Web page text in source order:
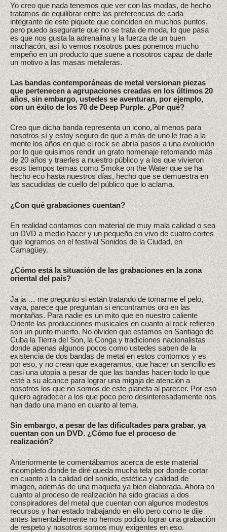
Yo creo que nada tenemos que ver con las modas, de hecho
tratamos de equilibrar entre las preferencias de cada
integrante de este piquete que coinciden en muchos puntos,
pero puedo asegurarte que no se trata de moda, lo que pasa
es que nos gusta la adrenalina y la fuerza de un buen
machacón, así lo vemos nosotros pues ponemos mucho
empeño en un producto que suene a nosotros capaz de darle
un motivo a las masas metaleras.
Las bandas contemporáneas de metal versionan piezas
que pertenecen a agrupaciones creadas en los últimos 20
años, sin embargo, ustedes se aventuran, por ejemplo,
con un éxito de los 70 de Deep Purple. ¿Por qué?
Creo que dicha banda representa un icono, al menos para
nosotros sí y estoy seguro de que a más de uno le trae a la
mente los años en que el rock se abría pasos a una evolución
por lo que quisimos rendir un grato homenaje retomando más
de 20 años y traerles a nuestro público y a los que vivieron
esos tiempos temas como Smoke on the Water que se ha
hecho eco hasta nuestros días, hecho que se demuestra en
las sacudidas de cuello del público que lo aclama.
¿Con qué grabaciones cuentan?
En realidad contamos con material de muy mala calidad o sea
un DVD a medio hacer y un pequeño en vivo de cuatro cortes
que logramos en el festival Sonidos de la Ciudad, en
Camagüey.
¿Cómo está la situación de las grabaciones en la zona
oriental del país?
Ja ja … me pregunto si están tratando de tomarme el pelo,
vaya, parece que preguntan si encontramos oro en las
montañas. Para nadie es un mito que en nuestro caliente
Oriente las producciones musicales en cuanto al rock refieren
son un punto muerto. No olviden que estamos en Santiago de
Cuba la Tierra del Son, la Conga y tradiciones nacionalistas
donde apenas algunos pocos como ustedes saben de la
existencia de dos bandas de metal en estos contornos y es
por eso, y no crean que exageramos, que hacer un sencillo es
casi una utopía a pesar de que las bandas hacen todo lo que
esté a su alcance para lograr una migaja de atención a
nosotros los que no somos de este planeta al parecer. Por eso
quiero agradecer a los que poco pero desinteresadamente nos
han dado una mano en cuanto al tema.
Sin embargo, a pesar de las dificultades para grabar, ya
cuentan con un DVD. ¿Cómo fue el proceso de
realización?
Anteriormente te comentábamos acerca de este material
incompleto donde te diré queda mucha tela por donde cortar
en cuanto a la calidad del sonido, estética y calidad de
imagen, además de una maqueta ya bien elaborada. Ahora en
cuanto al proceso de realización ha sido gracias a dos
conspiradores del metal que cuentan con algunos modestos
recursos y han estado trabajando en ello pero como te dije
antes lamentablemente no hemos podido lograr una grabación
de respeto y nosotros somos muy exigentes en eso.